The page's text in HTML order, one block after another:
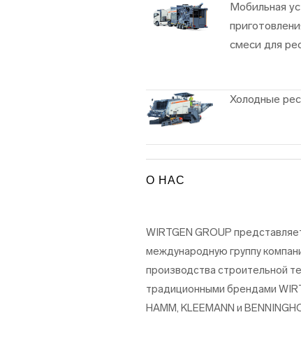
Мобильная
смеси для
Холодные
О НАС
WIRTGEN GROUP
международную группу
производства строительной
традиционными брендами
HAMM, KLEEMANN и